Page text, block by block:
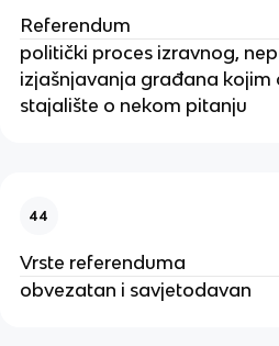
Referendum
politički proces izravnog,
izjašnjavanja građana kojim
stajalište o nekom pitanju
44
Vrste referenduma
obvezatan i savjetodavan